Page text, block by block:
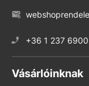
+36 1 237
Vásárlóinknak